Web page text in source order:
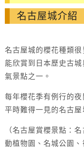
名古屋城介紹
名古屋城的櫻花種類
能欣賞到日本歷史古
氣景點之一。
每年櫻花季有例行的
平時難得一見的名古屋
（名古屋賞櫻景點：
動植物園、名城公園、